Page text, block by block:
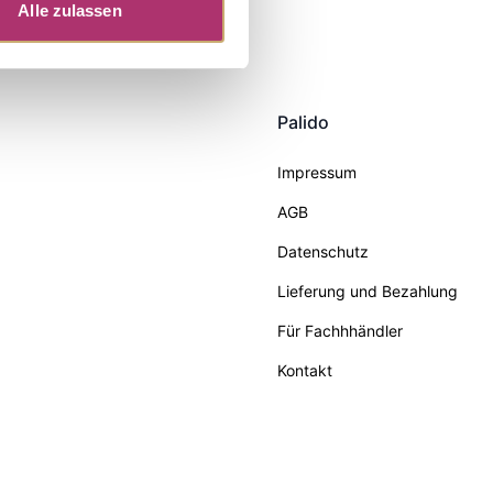
Alle zulassen
Palido
Impressum
AGB
Datenschutz
Lieferung und Bezahlung
Für Fachhhändler
Kontakt